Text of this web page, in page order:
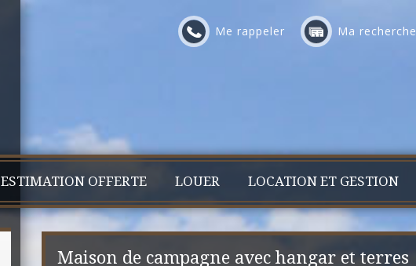
Me rappeler Ma recherche
ESTIMATION OFFERTE LOUER LOCATION ET GESTION
Maison de campagne avec hangar et terres